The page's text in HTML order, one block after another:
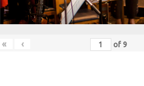
« ‹ of 9